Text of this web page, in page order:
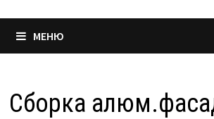
МЕНЮ
Сборка